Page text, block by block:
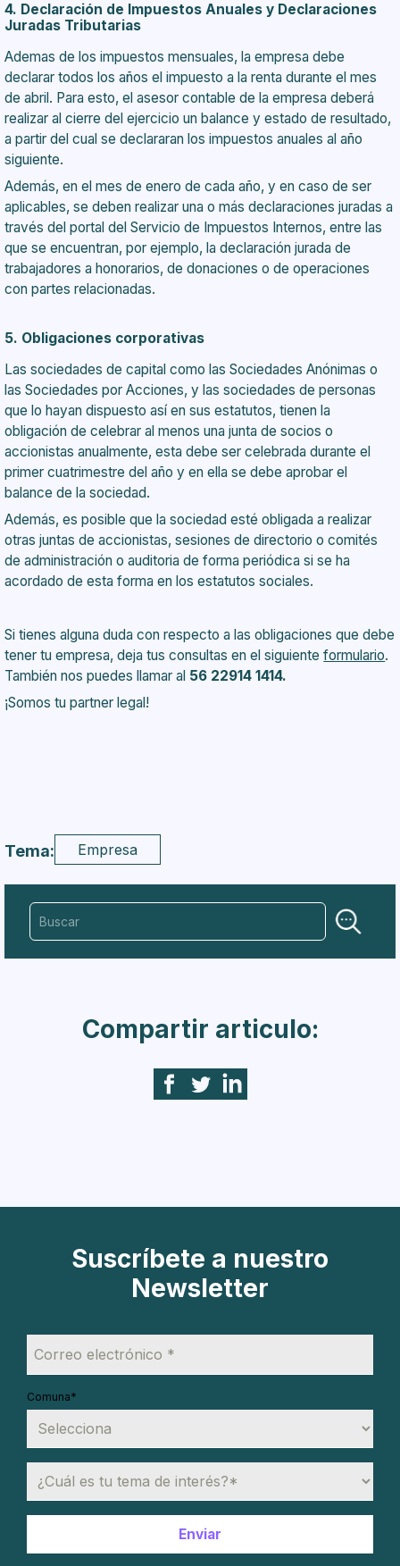
4. Declaración de Impuestos Anuales y Declaraciones
Juradas Tributarias
Ademas de los impuestos mensuales, la empresa debe
declarar todos los años el impuesto a la renta durante el mes
de abril. Para esto, el asesor contable de la empresa deberá
realizar al cierre del ejercicio un balance y estado de resultado,
a partir del cual se declararan los impuestos anuales al año
siguiente.
Además, en el mes de enero de cada año, y en caso de ser
aplicables, se deben realizar una o más declaraciones juradas a
través del portal del Servicio de Impuestos Internos, entre las
que se encuentran, por ejemplo, la declaración jurada de
trabajadores a honorarios, de donaciones o de operaciones
con partes relacionadas.
5. Obligaciones corporativas
Las sociedades de capital como las Sociedades Anónimas o
las Sociedades por Acciones, y las sociedades de personas
que lo hayan dispuesto así en sus estatutos, tienen la
obligación de celebrar al menos una junta de socios o
accionistas anualmente, esta debe ser celebrada durante el
primer cuatrimestre del año y en ella se debe aprobar el
balance de la sociedad.
Además, es posible que la sociedad esté obligada a realizar
otras juntas de accionistas, sesiones de directorio o comités
de administración o auditoria de forma periódica si se ha
acordado de esta forma en los estatutos sociales.
Si tienes alguna duda con respecto a las obligaciones que debe
tener tu empresa, deja tus consultas en el siguienteformulario.
También nos puedes llamar al 56 22914 1414.
¡Somos tu partner legal!
Tema: Empresa
Compartir articulo:
Suscríbete a nuestro
Newsletter
Comuna*